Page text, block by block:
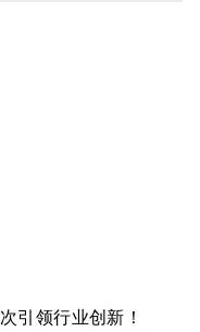
引领行业创新！